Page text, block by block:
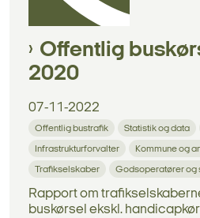
Offentlig
2020
07-11-2022
Offentlig bustrafik Statistik og data
Infrastrukturforvalter Kommune og
Trafikselskaber Godsoperatører og
Rapport om
buskørsel ekskl.